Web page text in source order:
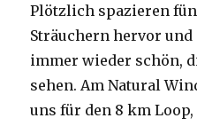
Plötzlich spazieren
Sträuchern hervor und
immer wieder schön,
sehen. Am Natural
uns für den 8 km